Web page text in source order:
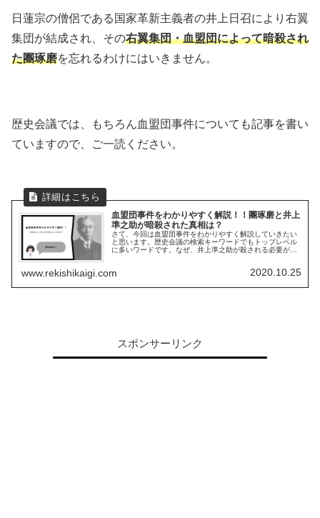
日蓮宗の僧侶である国家革新主義者の井上日召により右翼
集団が結成され、その右翼集団・血盟団によって暗殺され
た團琢磨を忘れるわけにはいきません。
歴史会議では、もちろん血盟団事件についても記事を書い
ていますので、ご一読ください。
血盟団事件をわかりやすく解説！！團琢磨と井上
準之助が暗殺された真相は？
さて、今回は血盟団事件をわかりやすく解説していきたい
と思います。歴史会議の検索キーワードでもトップレベル
に多いワードです。なぜ、井上準之助が殺される必要があ
www.rekishikaigi.com 2020.10.25
スポンサーリンク